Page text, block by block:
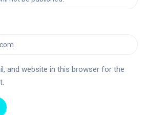
and website in this browser for the